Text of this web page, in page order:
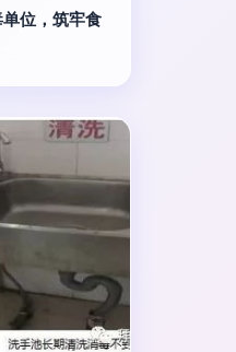
位，筑牢食